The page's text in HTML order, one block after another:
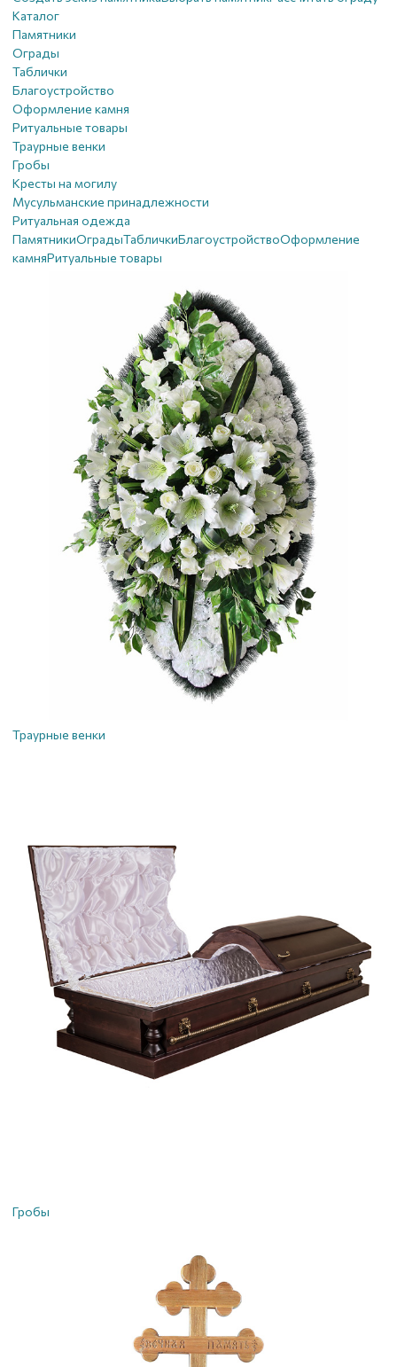
Каталог
Памятники
Ограды
Таблички
Благоустройствo
Оформление камня
Ритуальные товары
Траурные венки
Гробы
Кресты на могилу
Мусульманские принадлежности
Ритуальная одежда
ПамятникиОградыТабличкиБлагоустройствoОформление
камняРитуальные товары
Траурные венки
Гробы